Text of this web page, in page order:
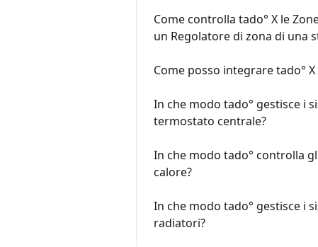
Come controlla tado° X le
un Regolatore di zona di una
Come posso integrare tado°
In che modo tado° gestisce i
termostato centrale?
In che modo tado° controlla
calore?
In che modo tado° gestisce i
radiatori?